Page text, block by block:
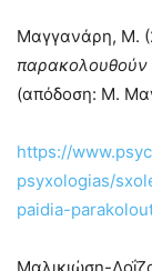
Μαγγανάρη, Μ.
παρακολουθούν
(απόδοση: Μ.
https://
psyxologias/
paidia-